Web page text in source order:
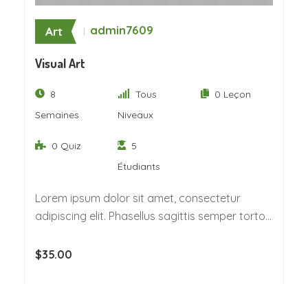
Art admin7609
Visual Art
8
Semaines
Tous
Niveaux
0 Leçon
0 Quiz
5
Étudiants
Lorem ipsum dolor sit amet, consectetur
adipiscing elit. Phasellus sagittis semper tortor.
$35.00